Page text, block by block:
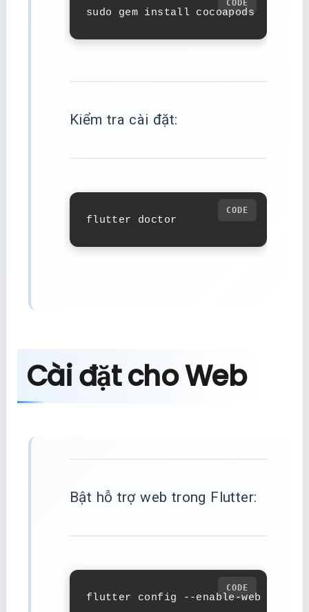
sudo gem install cocoapods
Kiểm tra cài đặt:
flutter doctor
Cài đặt cho Web
Bật hỗ trợ web trong Flutter:
flutter config --enable-web